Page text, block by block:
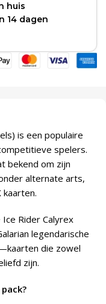
huis
14 dagen
is een populaire
spelers.
bekend om zijn
alternate arts,
kaarten.
Rider Calyrex
legendarische
die zowel
zijn.